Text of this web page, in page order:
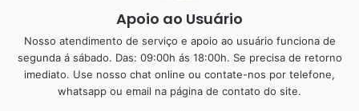
Um dos grandes cuidados que os empreendedores em
serviços de saúde devem ter ao planejar seus negócios é
a adequação às normas que regulam as exigências
Apoio ao Usuário
Nosso atendimento de serviço e apoio ao usuário funciona de
segunda á sábado. Das: 09:00h ás 18:00h. Se precisa de retorno
imediato. Use nosso chat online ou contate-nos por telefone,
whatsapp ou email na página de contato do site.